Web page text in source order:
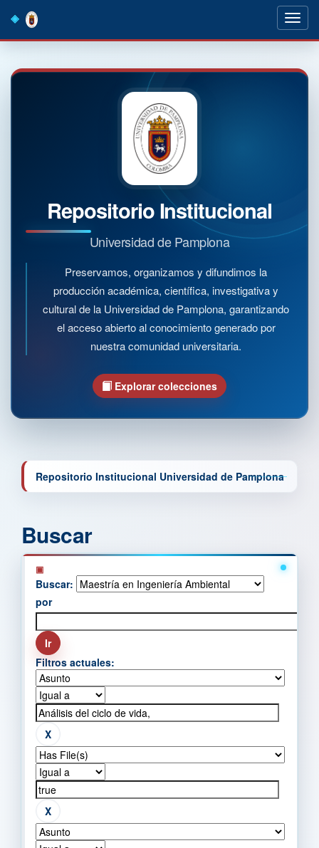
navigation
Repositorio Institucional
Universidad de Pamplona
Preservamos, organizamos y difundimos la
producción académica, científica, investigativa y
cultural de la Universidad de Pamplona, garantizando
el acceso abierto al conocimiento generado por
nuestra comunidad universitaria.
Explorar colecciones
Repositorio Institucional Universidad de Pamplona
Buscar
Buscar:
por
Filtros actuales: